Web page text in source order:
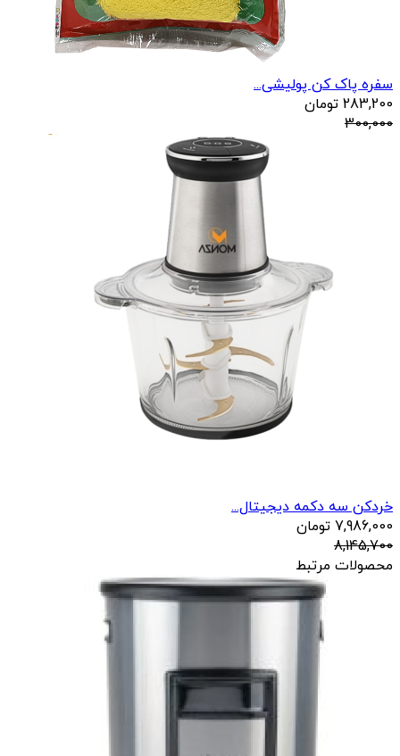
سفره پاک کن پولیشی...
283,200 تومان
300,000
خردکن سه دکمه دیجیتال...
7,986,000 تومان
8,145,700
محصولات مرتبط